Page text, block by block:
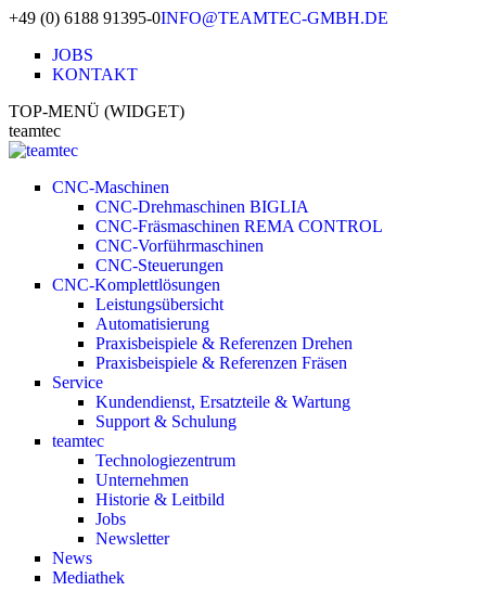
+49 (0) 6188 91395-0INFO@TEAMTEC-GMBH.DE
JOBS
KONTAKT
TOP-MENÜ (WIDGET)
teamtec
CNC-Maschinen
CNC-Drehmaschinen BIGLIA
CNC-Fräsmaschinen REMA CONTROL
CNC-Vorführmaschinen
CNC-Steuerungen
CNC-Komplettlösungen
Leistungsübersicht
Automatisierung
Praxisbeispiele & Referenzen Drehen
Praxisbeispiele & Referenzen Fräsen
Service
Kundendienst, Ersatzteile & Wartung
Support & Schulung
teamtec
Technologiezentrum
Unternehmen
Historie & Leitbild
Jobs
Newsletter
News
Mediathek